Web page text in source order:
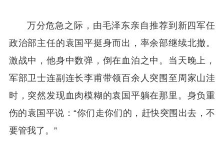
万分危急之际，由毛泽东亲自推荐到新四军任
政治部主任的袁国平挺身而出，率余部继续北撤。
激战中，他身中数弹，倒在血泊之中。当天晚上，
军部卫士连副连长李甫带领百余人突围至周家山洼
时，突然发现血肉模糊的袁国平躺在那里。身负重
伤的袁国平说：“你们走你们的，赶快突围出去，不
要管我了。”